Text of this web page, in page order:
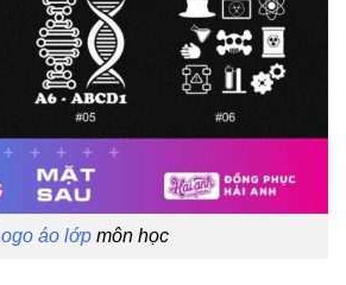
áo lớp môn học